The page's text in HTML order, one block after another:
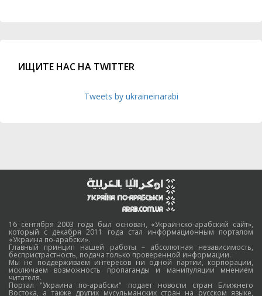
ИЩИТЕ НАС НА TWITTER
Tweets by ukraineinarabi
16 сентября 2003 года был основан, «Украинско-арабский сайт»,
который с декабря 2011 года стал информационным порталом
«Украина по-арабски».
Главный принцип нашей работы – абсолютная независимость,
беспристрастность, подача только проверенной информации.
Мы не поддерживаем интересов ни одной партии, корпорации,
исключаем возможность пропаганды и манипуляции мнением
читателя.
Портал "Украина по-арабски" подает новости стран Ближнего
Востока, а также других мусульманских стран на русском языке,